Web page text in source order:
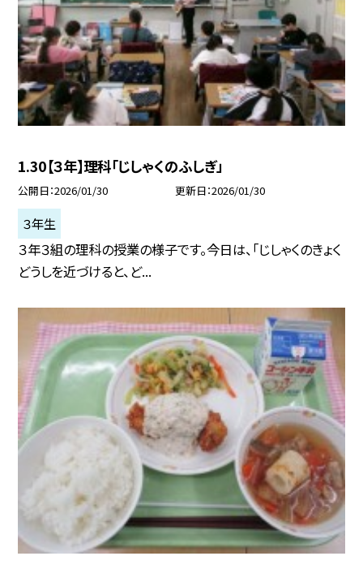
1.30【３年】理科「じしゃくのふしぎ」
公開日 2026/01/30 更新日 2026/01/30
３年生
３年３組の理科の授業の様子です。今日は、「じしゃくのきょく
どうしを近づけると、ど...